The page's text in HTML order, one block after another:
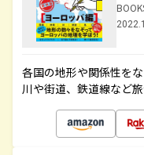
各国の地形や関係性を
川や街道、鉄道線など